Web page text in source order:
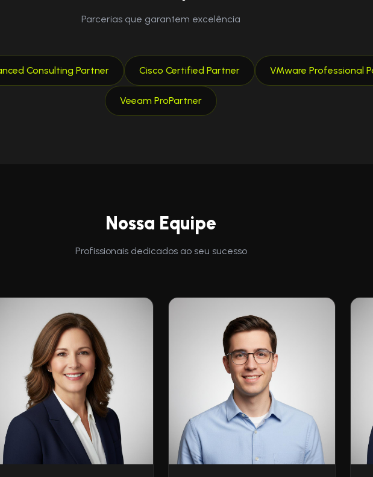
Parcerias que garantem excelência
Consulting Partner Cisco Certified Partner VMware Professional
Veeam ProPartner
Nossa Equipe
Profissionais dedicados ao seu sucesso